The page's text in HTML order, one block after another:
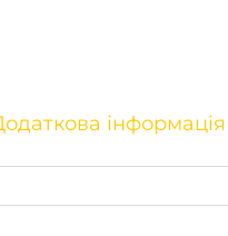
інформація